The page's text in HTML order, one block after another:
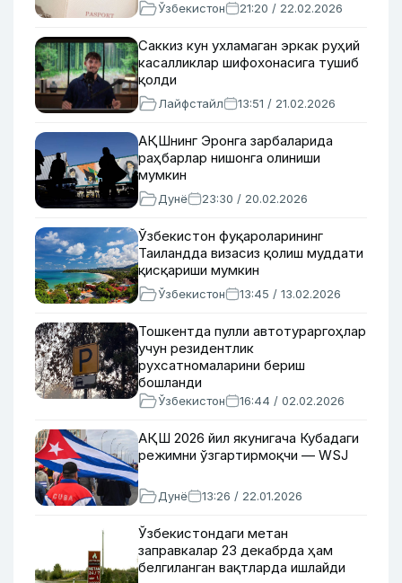
Ўзбекистон 21:20 / 22.02.2026
Саккиз кун ухламаган эркак руҳий
касалликлар шифохонасига тушиб
қолди
Лайфстайл 13:51 / 21.02.2026
АҚШнинг Эронга зарбаларида
раҳбарлар нишонга олиниши
мумкин
Дунё 23:30 / 20.02.2026
Ўзбекистон фуқароларининг
Таиландда визасиз қолиш муддати
қисқариши мумкин
Ўзбекистон 13:45 / 13.02.2026
Тошкентда пулли автотураргоҳлар
учун резидентлик
рухсатномаларини бериш
бошланди
Ўзбекистон 16:44 / 02.02.2026
АҚШ 2026 йил якунигача Кубадаги
режимни ўзгартирмоқчи — WSJ
Дунё 13:26 / 22.01.2026
Ўзбекистондаги метан
заправкалар 23 декабрда ҳам
белгиланган вақтларда ишлайди